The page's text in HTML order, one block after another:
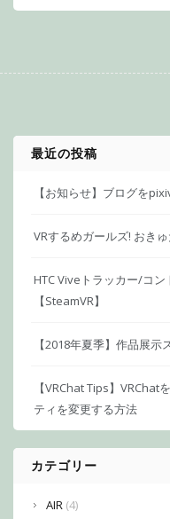
最近の投稿
【お知らせ】ブログを
VRするめガールズ! おき
HTC Viveトラッカー/コ
【SteamVR】
【2018年夏季】作品展示
【VRChat Tips】VRChat
ティを変更する方法
カテゴリー
AIR (4)